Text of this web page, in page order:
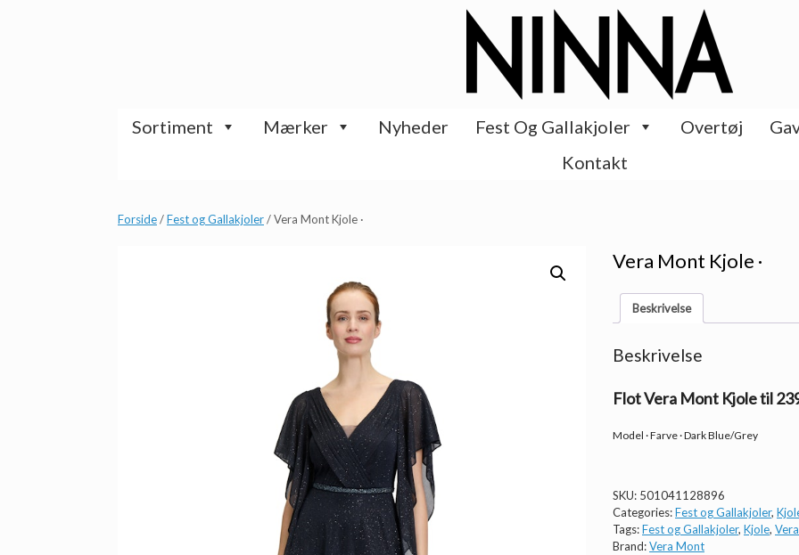
Sortiment Mærker Nyheder Fest Og Gallakjoler Overtøj
Kontakt
Forside/Fest og Gallakjoler/ Vera Mont Kjole ·
Vera Mont Kjole ·
Beskrivelse
Beskrivelse
Flot Vera Mont Kjole til
Model · Farve · Dark Blue/Grey
SKU: 501041128896
Categories:Fest og Gallakjoler,
Tags:Fest og Gallakjoler, Kjole,
Brand:Vera Mont